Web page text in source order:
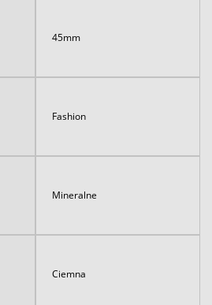
45mm
Fashion
Mineralne
Ciemna